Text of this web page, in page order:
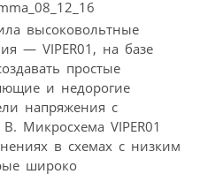
высоковольтные
— VIPER01, на базе
простые
и недорогие
напряжения с
Микросхема VIPER01
в схемах с низким
широко